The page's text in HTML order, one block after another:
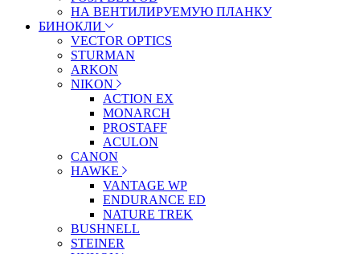
НА ВЕНТИЛИРУЕМУЮ ПЛАНКУ
БИНОКЛИ
VECTOR OPTICS
STURMAN
ARKON
NIKON
ACTION EX
MONARCH
PROSTAFF
ACULON
CANON
HAWKE
VANTAGE WP
ENDURANCE ED
NATURE TREK
BUSHNELL
STEINER